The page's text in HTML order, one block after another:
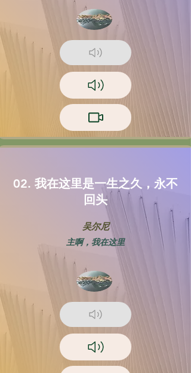
02. 我在这里是一生之久，永不
回头
吴尔尼
主啊，我在这里